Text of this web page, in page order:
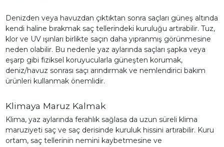
Denizden veya havuzdan çıktıktan sonra saçları güneş altında
kendi haline bırakmak saç tellerindeki kuruluğu artırabilir. Tuz,
klor ve UV ışınları birlikte saçın daha yıpranmış görünmesine
neden olabilir. Bu nedenle yaz aylarında saçları şapka veya
eşarp gibi fiziksel koruyucularla güneşten korumak,
deniz/havuz sonrası saçı arındırmak ve nemlendirici bakım
ürünleri kullanmak önemlidir.
Klimaya Maruz Kalmak
Klima, yaz aylarında ferahlık sağlasa da uzun süreli klima
maruziyeti saç ve saç derisinde kuruluk hissini artırabilir. Kuru
ortam, saç tellerinin nemini kaybetmesine ve